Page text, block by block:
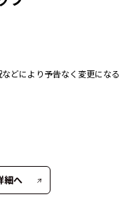
どにより予告なく変更になる
細へ